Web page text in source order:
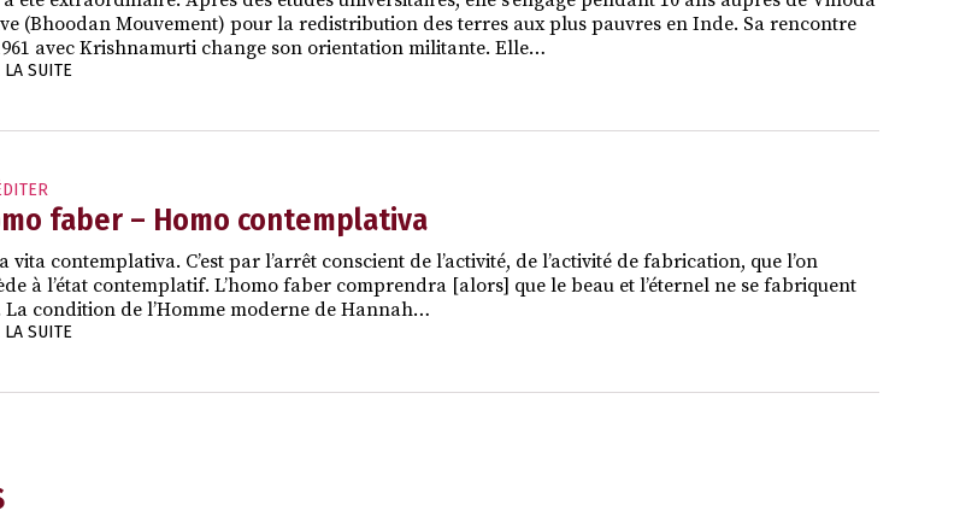
(Bhoodan Mouvement) pour la redistribution des terres aux plus pauvres en Inde. Sa rencontre
avec Krishnamurti change son orientation militante. Elle…
LA SUITE
faber – Homo contemplativa
vita contemplativa. C’est par l’arrêt conscient de l’activité, de l’activité de fabrication, que l’on
à l’état contemplatif. L’homo faber comprendra [alors] que le beau et l’éternel ne se fabriquent
La condition de l’Homme moderne de Hannah…
LA SUITE